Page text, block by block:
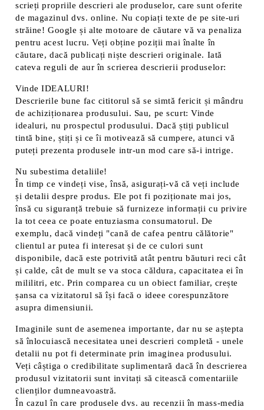
scrieți propriile descrieri ale produselor, care sunt oferite
de magazinul dvs. online. Nu copiați texte de pe site-uri
străine! Google și alte motoare de căutare vă va penaliza
pentru acest lucru. Veți obține poziții mai înalte în
căutare, dacă publicați niște descrieri originale. Iată
cateva reguli de aur în scrierea descrierii produselor:
Vinde IDEALURI!
Descrierile bune fac cititorul să se simtă fericit și mândru
de achiziționarea produsului. Sau, pe scurt: Vinde
idealuri, nu prospectul produsului. Dacă știți publicul
tintă bine, știți și ce îi motivează să cumpere, atunci vă
puteți prezenta produsele intr-un mod care să-i intrige.
Nu subestima detaliile!
În timp ce vindeți vise, însă, asigurați-vă că veți include
și detalii despre produs. Ele pot fi poziționate mai jos,
însă cu siguranță trebuie să furnizeze informații cu privire
la tot ceea ce poate entuziasma consumatorul. De
exemplu, dacă vindeți "cană de cafea pentru călătorie"
clientul ar putea fi interesat și de ce culori sunt
disponibile, dacă este potrivită atât pentru băuturi reci cât
și calde, cât de mult se va stoca căldura, capacitatea ei în
mililitri, etc. Prin comparea cu un obiect familiar, crește
șansa ca vizitatorul să își facă o ideee corespunzătore
asupra dimensiunii.
Imaginile sunt de asemenea importante, dar nu se aștepta
să înlocuiască necesitatea unei descrieri completă - unele
detalii nu pot fi determinate prin imaginea produsului.
Veți câștiga o credibilitate suplimentară dacă în descrierea
produsul vizitatorii sunt invitați să citească comentariile
clienților dumneavoastră.
În cazul în care produsele dvs. au recenzii în mass-media